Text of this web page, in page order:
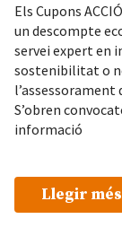
Els Cupons
un descompte
servei expert en
sostenibilitat o
l’assessorament
S’obren
informació
Llegir més